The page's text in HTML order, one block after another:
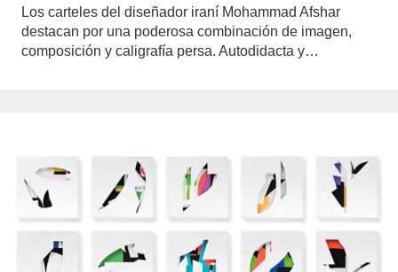
Los carteles del diseñador iraní Mohammad Afshar
destacan por una poderosa combinación de imagen,
composición y caligrafía persa. Autodidacta y…